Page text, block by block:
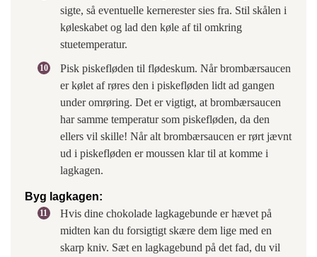
sigte, så eventuelle kernerester sies fra. Stil skålen i
køleskabet og lad den køle af til omkring
stuetemperatur.
Pisk piskefløden til flødeskum. Når brombærsaucen
er kølet af røres den i piskefløden lidt ad gangen
under omrøring. Det er vigtigt, at brombærsaucen
har samme temperatur som piskefløden, da den
ellers vil skille! Når alt brombærsaucen er rørt jævnt
ud i piskefløden er moussen klar til at komme i
lagkagen.
Byg lagkagen:
Hvis dine chokolade lagkagebunde er hævet på
midten kan du forsigtigt skære dem lige med en
skarp kniv. Sæt en lagkagebund på det fad, du vil